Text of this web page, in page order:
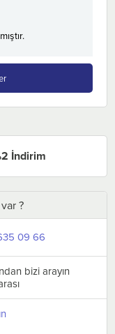
İndirim
?
09 66
bizi arayın